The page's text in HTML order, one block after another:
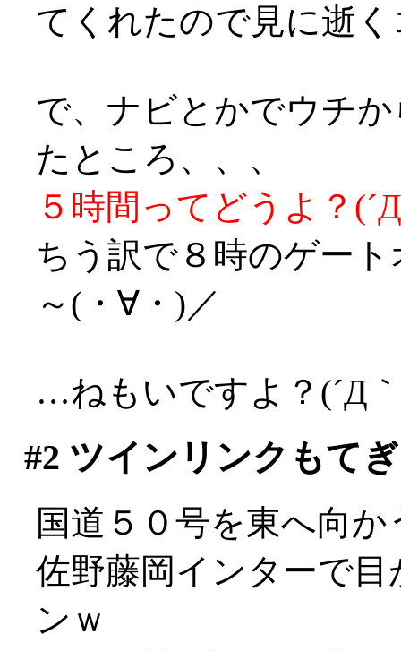
てくれたので見に逝
で、ナビとかでウチ
たところ、、、
５時間ってどうよ？
ちう訳で８時のゲー
～(・∀・)／
…ねもいですよ？(´Д
#2 ツインリンクもてぎ
国道５０号を東へ向か
佐野藤岡インターで
ンｗ